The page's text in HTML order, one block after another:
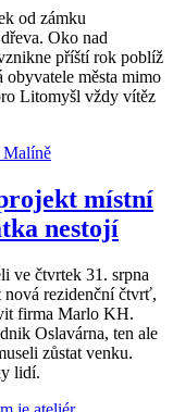
od zámku
Oko nad
příští rok poblíž
města mimo
Litomyšl vždy vítěz
místní
nestojí
ve čtvrtek 31. srpna
nová rezidenční čtvrť,
firma Marlo KH.
Oslavárna, ten ale
zůstat venku.
lidí.